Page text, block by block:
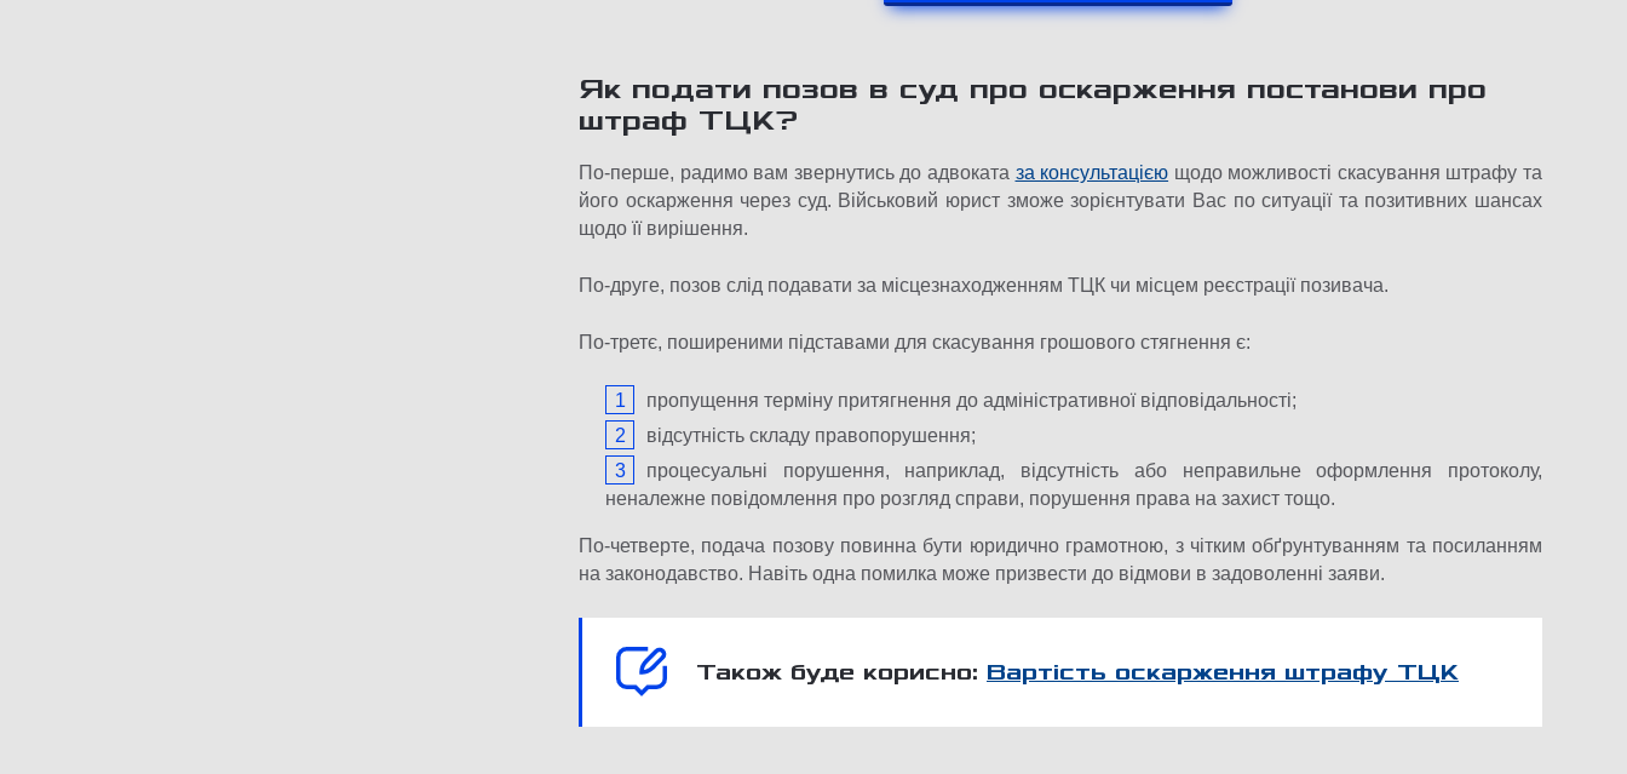
Як подати позов в суд про оскарження постанови про
штраф ТЦК?
По-перше, радимо вам звернутись до адвоката за консультацією щодо можливості скасування штрафу та
його оскарження через суд. Військовий юрист зможе зорієнтувати Вас по ситуації та позитивних шансах
щодо її вирішення.
По-друге, позов слід подавати за місцезнаходженням ТЦК чи місцем реєстрації позивача.
По-третє, поширеними підставами для скасування грошового стягнення є:
пропущення терміну притягнення до адміністративної відповідальності;
відсутність складу правопорушення;
процесуальні порушення, наприклад, відсутність або неправильне оформлення протоколу,
неналежне повідомлення про розгляд справи, порушення права на захист тощо.
По-четверте, подача позову повинна бути юридично грамотною, з чітким обґрунтуванням та посиланням
на законодавство. Навіть одна помилка може призвести до відмови в задоволенні заяви.
Також буде корисно: Вартість оскарження штрафу ТЦК